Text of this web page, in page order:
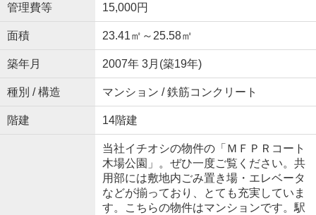
管理費等 15,000円
面積 23.41㎡～25.58㎡
築年月 2007年 3月(築19年)
種別 / 構造 マンション / 鉄筋コンクリート
階建 14階建
当社イチオシの物件の「ＭＦＰＲコート
木場公園」。ぜひ一度ご覧ください。共
用部には敷地内ごみ置き場・エレベータ
などが揃っており、とても充実していま
す。こちらの物件はマンションです。駅